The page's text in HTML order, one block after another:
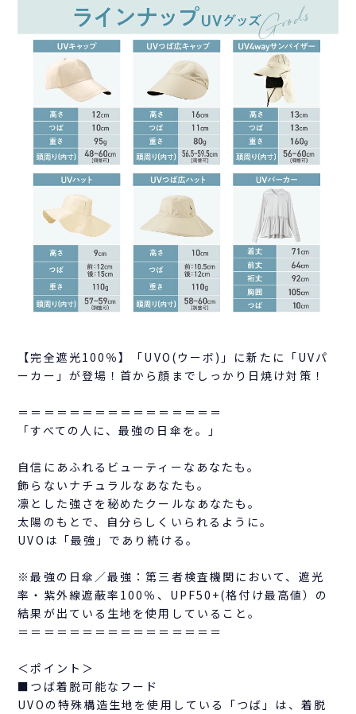
【完全遮光100％】「UVO(ウーボ)」に新たに「UVパ
ーカー」が登場！首から顔までしっかり日焼け対策！
＝＝＝＝＝＝＝＝＝＝＝＝＝＝＝＝
「すべての人に、最強の日傘を。」
自信にあふれるビューティーなあなたも。
飾らないナチュラルなあなたも。
凛とした強さを秘めたクールなあなたも。
太陽のもとで、自分らしくいられるように。
UVOは「最強」であり続ける。
※最強の日傘／最強：第三者検査機関において、遮光
率・紫外線遮蔽率100％、UPF50+(格付け最高値）の
結果が出ている生地を使用していること。
＝＝＝＝＝＝＝＝＝＝＝＝＝＝＝＝
＜ポイント＞
■つば着脱可能なフード
UVOの特殊構造生地を使用している「つば」は、着脱